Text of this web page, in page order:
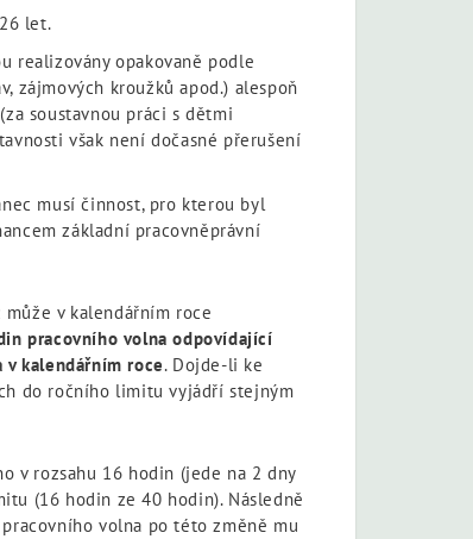
let.
realizovány opakovaně podle
zájmových kroužků apod.) alespoň
soustavnou práci s dětmi
však není dočasné přerušení
musí činnost, pro kterou byl
základní pracovněprávní
může v kalendářním roce
pracovního volna odpovídající
kalendářním roce. Dojde-li ke
do ročního limitu vyjádří stejným
v rozsahu 16 hodin (jede na 2 dny
(16 hodin ze 40 hodin). Následně
volna po této změně mu